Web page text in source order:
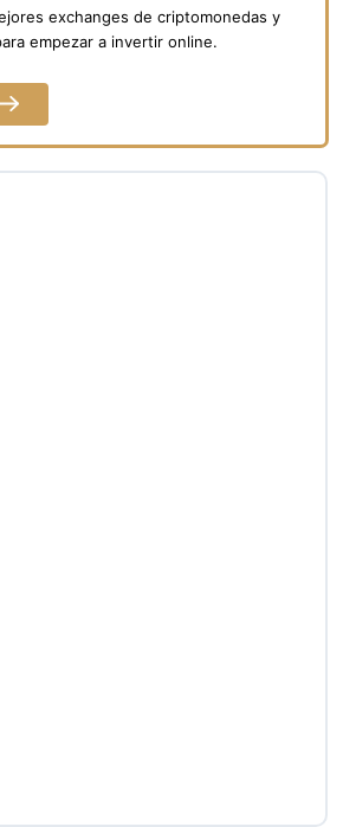
exchanges de criptomonedas y
empezar a invertir online.